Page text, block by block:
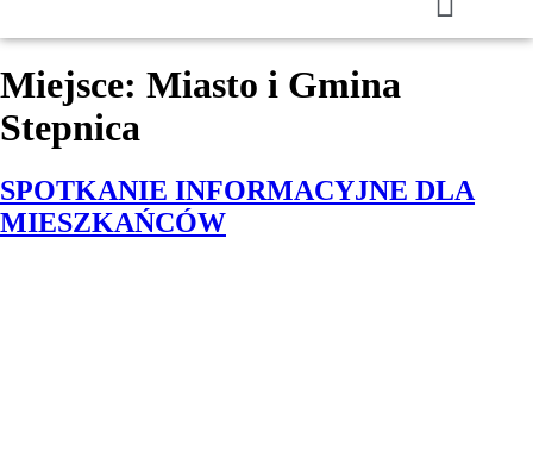
Miejsce: Miasto i Gmina
Stepnica
SPOTKANIE INFORMACYJNE DLA
MIESZKAŃCÓW